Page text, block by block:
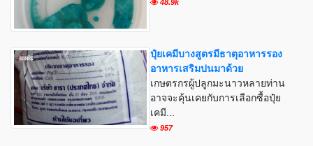
48.9k
ปุ๋ยเคมีบางสูตรมีธาตุอาหารรอง
อาหารเสริมปนมาด้วย
เกษตรกรผู้ปลูกมะนาวหลายท่าน
อาจจะคุ้นเคยกับการเลือกซื้อปุ๋ย
เคมี...
957